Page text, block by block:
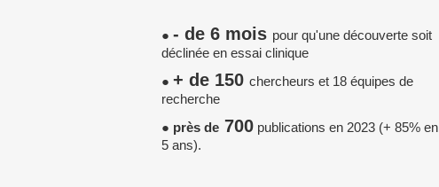
● - de 6 mois pour qu'une découverte soit
déclinée en essai clinique
● + de 150 chercheurs et 18 équipes de
recherche
● près de 700 publications en 2023 (+ 85% en
5 ans).